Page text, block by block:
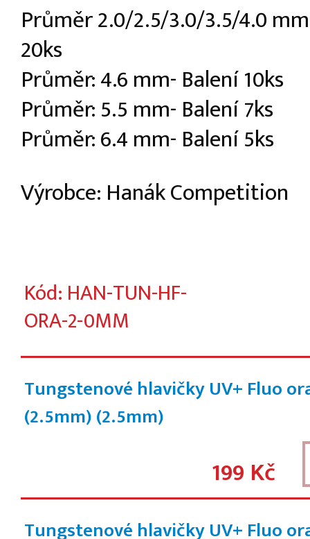
Průměr 2.0/2.5/3.0/3.5/4.0
20ks
Průměr: 4.6 mm- Balení 10ks
Průměr: 5.5 mm- Balení 7ks
Průměr: 6.4 mm- Balení 5ks
Výrobce: Hanák Competition
Kód: HAN-TUN-HF-
ORA-2-0MM
Tungstenové hlavičky UV+ Fluo
(2.5mm)(2.5mm)
199 Kč
Tungstenové hlavičky UV+ Fluo